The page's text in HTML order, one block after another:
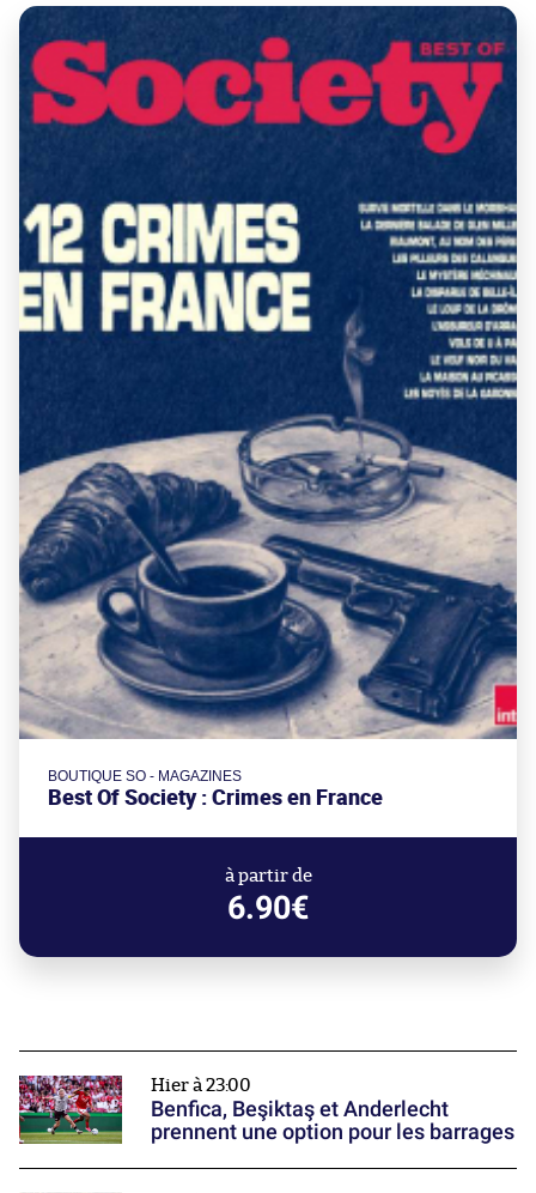
BOUTIQUE SO - MAGAZINES
Best Of Society : Crimes en France
à partir de
6.90€
Hier à 23:00
Benfica, Beşiktaş et Anderlecht
prennent une option pour les barrages